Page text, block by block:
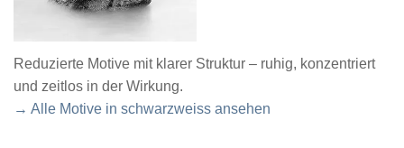
Reduzierte Motive mit klarer Struktur – ruhig, konzentriert
und zeitlos in der Wirkung.
→ Alle Motive in schwarzweiss ansehen